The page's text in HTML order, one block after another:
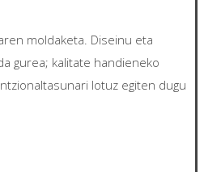
moldaketa. Diseinu eta
gurea; kalitate handieneko
lotuz egiten dugu